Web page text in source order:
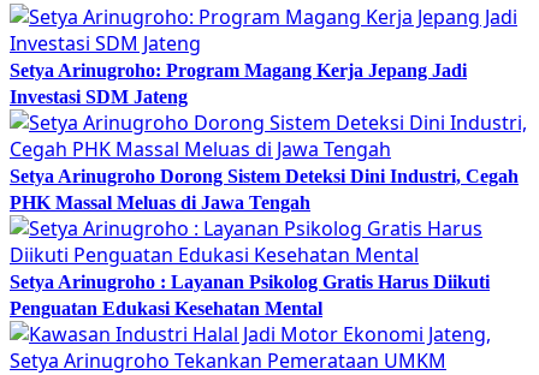
Setya Arinugroho: Program Magang Kerja Jepang Jadi
Investasi SDM Jateng
Setya Arinugroho Dorong Sistem Deteksi Dini Industri, Cegah
PHK Massal Meluas di Jawa Tengah
Setya Arinugroho : Layanan Psikolog Gratis Harus Diikuti
Penguatan Edukasi Kesehatan Mental